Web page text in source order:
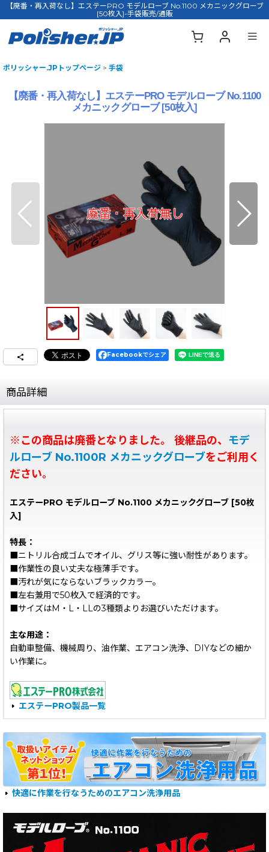
【廃番・再入荷なし】エステーPRO モデルローブ No.1100 メカニックグローブ
[50枚入]-手袋販売/通販
ポリッシャー.JPトップページ > 手袋
【廃番・再入荷なし】エステーPRO モデルローブ No.1100
メカニックグローブ [50枚入]
Facebookでシェア
商品詳細
※この商品は廃番となりました。 後継品の、 モデ
ルローブ No.1100R メカニックグローブをご利用く
ださい。
エステーPRO モデルローブ No.1100 メカニックグローブ [50枚
入]
特長：
■ニトリル合成ゴムでオイル、グリス等に強い耐性があります。
■作業性の良い丈夫な極薄手です。
■汚れが気にならないブラックカラー。
■左右兼用で50枚入で経済的です。
■サイズはM・L・LLの3種類よりお選びいただけます。
主な用途：
自動車整備、機械周り、油作業、エアコン洗浄、DIYなどの細か
い作業に。
エステーPRO製品一覧
快適に作業を行なうためのエアコン洗浄用品